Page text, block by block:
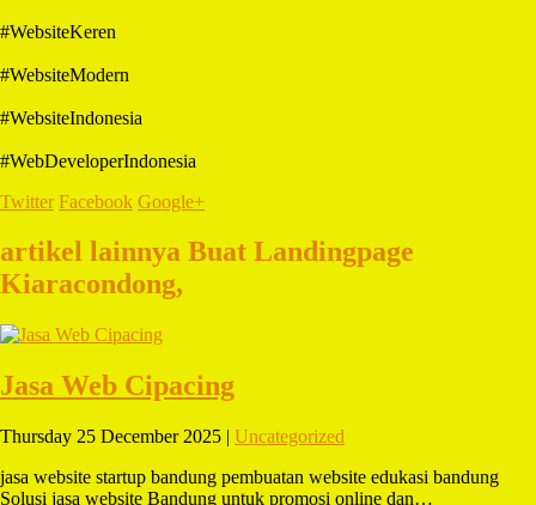
#WebsiteKeren
#WebsiteModern
#WebsiteIndonesia
#WebDeveloperIndonesia
Twitter Facebook Google+
artikel lainnya Buat Landingpage
Kiaracondong,
Jasa Web Cipacing
Thursday 25 December 2025 | Uncategorized
jasa website startup bandung pembuatan website edukasi bandung
Solusi jasa website Bandung untuk promosi online dan…